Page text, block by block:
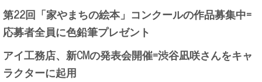
第22回「家やまちの絵本」コンクールの作品募集中=
応募者全員に色鉛筆プレゼント
アイ工務店、新CMの発表会開催=渋谷凪咲さんをキャ
ラクターに起用